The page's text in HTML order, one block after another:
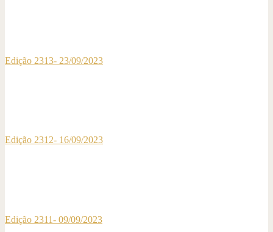
Edição 2313- 23/09/2023
Edição 2312- 16/09/2023
Edição 2311- 09/09/2023